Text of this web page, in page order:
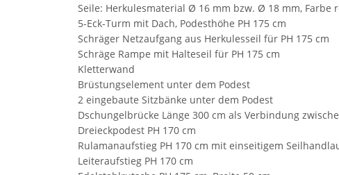
Seile: Herkulesmaterial Ø 16 mm bzw. Ø 18 mm, Farbe
5-Eck-Turm mit Dach, Podesthöhe PH 175 cm
Schräger Netzaufgang aus Herkulesseil für PH 175 cm
Schräge Rampe mit Halteseil für PH 175 cm
Kletterwand
Brüstungselement unter dem Podest
2 eingebaute Sitzbänke unter dem Podest
Dschungelbrücke Länge 300 cm als Verbindung
Dreieckpodest PH 170 cm
Rulamanaufstieg PH 170 cm mit einseitigem
Leiteraufstieg PH 170 cm